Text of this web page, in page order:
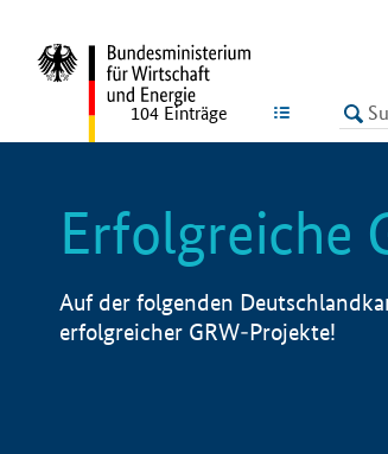
LISTE
104 Einträge
Erfolgreiche
Auf der folgenden
erfolgreicher GRW-Projekte!